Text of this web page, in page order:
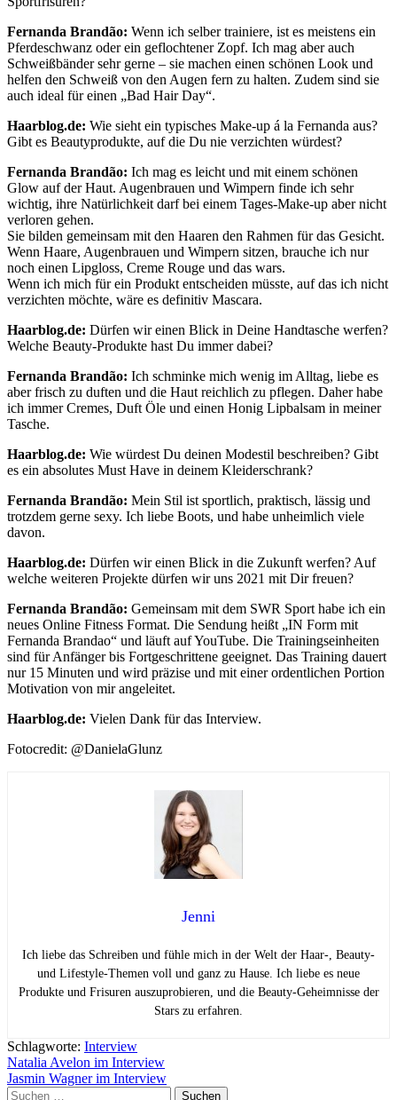
Fernanda Brandão: Wenn ich selber trainiere, ist es meistens ein
Pferdeschwanz oder ein geflochtener Zopf. Ich mag aber auch
Schweißbänder sehr gerne – sie machen einen schönen Look und
helfen den Schweiß von den Augen fern zu halten. Zudem sind sie
auch ideal für einen „Bad Hair Day“.
Haarblog.de: Wie sieht ein typisches Make-up á la Fernanda aus?
Gibt es Beautyprodukte, auf die Du nie verzichten würdest?
Fernanda Brandão: Ich mag es leicht und mit einem schönen
Glow auf der Haut. Augenbrauen und Wimpern finde ich sehr
wichtig, ihre Natürlichkeit darf bei einem Tages-Make-up aber nicht
verloren gehen.
Sie bilden gemeinsam mit den Haaren den Rahmen für das Gesicht.
Wenn Haare, Augenbrauen und Wimpern sitzen, brauche ich nur
noch einen Lipgloss, Creme Rouge und das wars.
Wenn ich mich für ein Produkt entscheiden müsste, auf das ich nicht
verzichten möchte, wäre es definitiv Mascara.
Haarblog.de: Dürfen wir einen Blick in Deine Handtasche werfen?
Welche Beauty-Produkte hast Du immer dabei?
Fernanda Brandão: Ich schminke mich wenig im Alltag, liebe es
aber frisch zu duften und die Haut reichlich zu pflegen. Daher habe
ich immer Cremes, Duft Öle und einen Honig Lipbalsam in meiner
Tasche.
Haarblog.de: Wie würdest Du deinen Modestil beschreiben? Gibt
es ein absolutes Must Have in deinem Kleiderschrank?
Fernanda Brandão: Mein Stil ist sportlich, praktisch, lässig und
trotzdem gerne sexy. Ich liebe Boots, und habe unheimlich viele
davon.
Haarblog.de: Dürfen wir einen Blick in die Zukunft werfen? Auf
welche weiteren Projekte dürfen wir uns 2021 mit Dir freuen?
Fernanda Brandão: Gemeinsam mit dem SWR Sport habe ich ein
neues Online Fitness Format. Die Sendung heißt „IN Form mit
Fernanda Brandao“ und läuft auf YouTube. Die Trainingseinheiten
sind für Anfänger bis Fortgeschrittene geeignet. Das Training dauert
nur 15 Minuten und wird präzise und mit einer ordentlichen Portion
Motivation von mir angeleitet.
Haarblog.de: Vielen Dank für das Interview.
Fotocredit: @DanielaGlunz
Jenni
Ich liebe das Schreiben und fühle mich in der Welt der Haar-, Beauty-
und Lifestyle-Themen voll und ganz zu Hause. Ich liebe es neue
Produkte und Frisuren auszuprobieren, und die Beauty-Geheimnisse der
Stars zu erfahren.
Schlagworte: Interview
Beitragsnavigation
Natalia Avelon im Interview
Jasmin Wagner im Interview
Suchen